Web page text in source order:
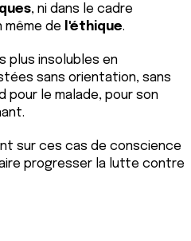
, ni dans le cadre
même de l'éthique.
plus insolubles en
sans orientation, sans
pour le malade, pour son
sur ces cas de conscience
progresser la lutte contre